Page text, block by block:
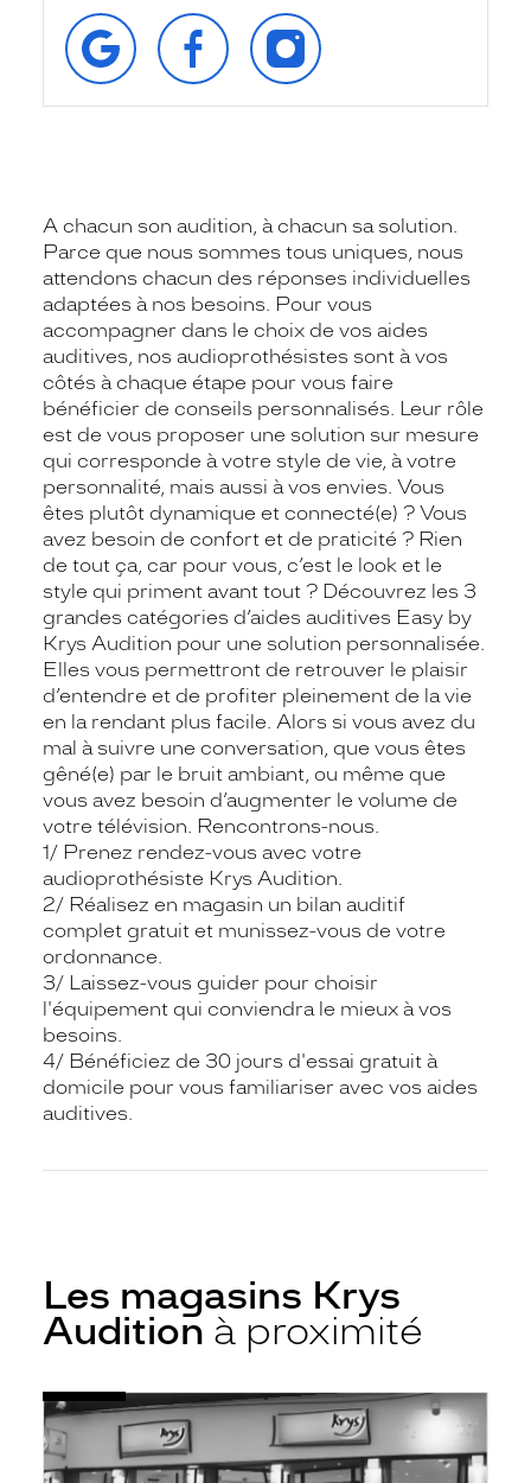
RETROUVEZ‑NOUS
SUR
GOOGLE
SUIVEZ‑NOUS
SUR
FACEBOOK
SUIVEZ‑NOUS
SUR
INSTAGRAM
A chacun son audition, à chacun sa solution.
Parce que nous sommes tous uniques, nous
attendons chacun des réponses individuelles
adaptées à nos besoins. Pour vous
accompagner dans le choix de vos aides
auditives, nos audioprothésistes sont à vos
côtés à chaque étape pour vous faire
bénéficier de conseils personnalisés. Leur rôle
est de vous proposer une solution sur mesure
qui corresponde à votre style de vie, à votre
personnalité, mais aussi à vos envies. Vous
êtes plutôt dynamique et connecté(e) ? Vous
avez besoin de confort et de praticité ? Rien
de tout ça, car pour vous, c’est le look et le
style qui priment avant tout ? Découvrez les 3
grandes catégories d’aides auditives Easy by
Krys Audition pour une solution personnalisée.
Elles vous permettront de retrouver le plaisir
d’entendre et de profiter pleinement de la vie
en la rendant plus facile. Alors si vous avez du
mal à suivre une conversation, que vous êtes
gêné(e) par le bruit ambiant, ou même que
vous avez besoin d’augmenter le volume de
votre télévision. Rencontrons-nous.
1/ Prenez rendez-vous avec votre
audioprothésiste Krys Audition.
2/ Réalisez en magasin un bilan auditif
complet gratuit et munissez-vous de votre
ordonnance.
3/ Laissez-vous guider pour choisir
l'équipement qui conviendra le mieux à vos
besoins.
4/ Bénéficiez de 30 jours d'essai gratuit à
domicile pour vous familiariser avec vos aides
auditives.
Les magasins Krys
Audition à proximité
Audioprothésiste
Saint
Laurent
Voir
la
fiche